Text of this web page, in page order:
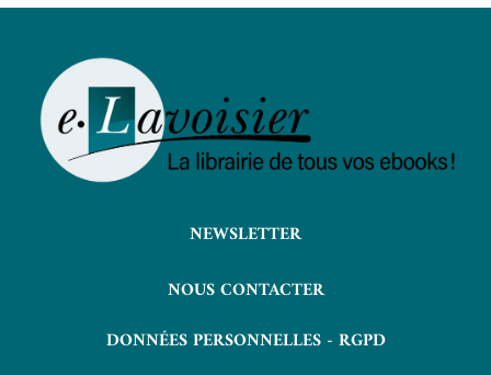
NEWSLETTER
NOUS CONTACTER
DONNÉES PERSONNELLES - RGPD